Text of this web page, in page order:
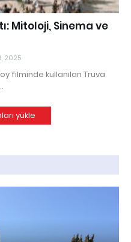
Mitoloji, Sinema ve
2025
filminde kullanılan Truva
yükle